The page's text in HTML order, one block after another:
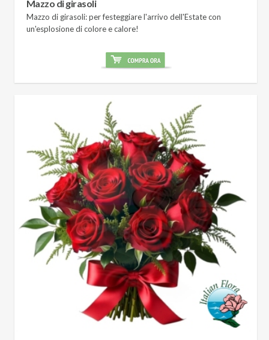
Mazzo di girasoli
Mazzo di girasoli: per festeggiare l'arrivo dell'Estate con
un'esplosione di colore e calore!